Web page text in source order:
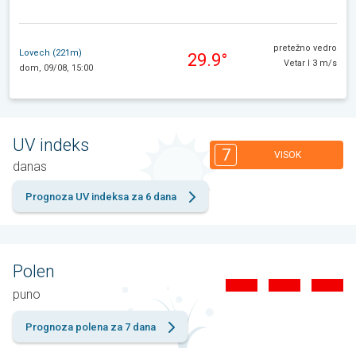
Lovech (221m)
dom, 09/08, 15:00
29.9°
pretežno vedro
Vetar I 3 m/s
UV indeks
danas
7 VISOK
Prognoza UV indeksa za 6 dana
Polen
puno
Prognoza polena za 7 dana